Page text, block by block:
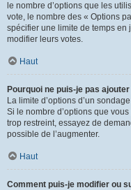
le nombre d’options que les
vote, le nombre des « Options
spécifier une limite de temps en
modifier leurs votes.
Haut
Pourquoi ne puis-je pas
La limite d’options d’un
Si le nombre d’options que
trop restreint, essayez de
possible de l’augmenter.
Haut
Comment puis-je modifier ou